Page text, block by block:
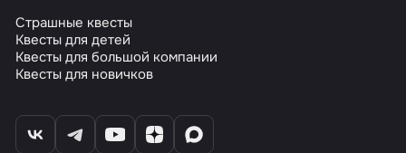
Страшные квесты
Квесты для детей
Квесты для большой компании
Квесты для новичков